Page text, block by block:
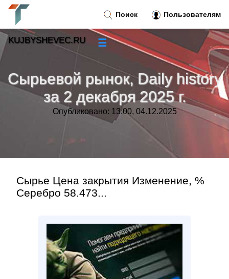
Сырьевой рынок, Daily history
за 2 декабря 2025 г.
Опубликовано: 13:00, 04.12.2025
Сырье Цена закрытия Изменение, %
Серебро 58.473...
Поиск Пользователям
KUJBYSHEVEC.RU ☰
»
Тренды новостей »
»
Контакт»